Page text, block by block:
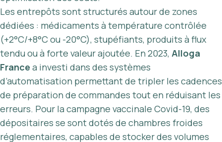
Les entrepôts sont structurés autour de zones
dédiées : médicaments à température contrôlée
(+2°C/+8°C ou -20°C), stupéfiants, produits à flux
tendu ou à forte valeur ajoutée. En 2023, Alloga
France a investi dans des systèmes
d’automatisation permettant de tripler les cadences
de préparation de commandes tout en réduisant les
erreurs. Pour la campagne vaccinale Covid-19, des
dépositaires se sont dotés de chambres froides
réglementaires, capables de stocker des volumes